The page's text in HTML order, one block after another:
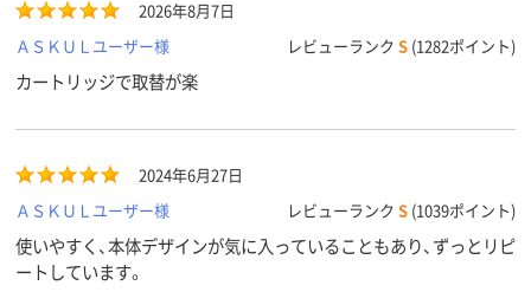
2026年8月7日
ＡＳＫＵＬユーザー様
レビューランク S (1282ポイント)
カートリッジで取替が楽
2024年6月27日
ＡＳＫＵＬユーザー様
レビューランク S (1039ポイント)
使いやすく、本体デザインが気に入っていることもあり、ずっとリピ
ートしています。